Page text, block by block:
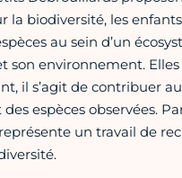
la biodiversité, les
au sein d’un
son environnement.
il s’agit de contribuer
espèces observées.
un travail de